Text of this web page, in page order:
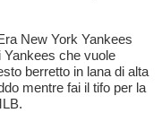
New York Yankees
Yankees che vuole
berretto in lana di alta
mentre fai il tifo per la